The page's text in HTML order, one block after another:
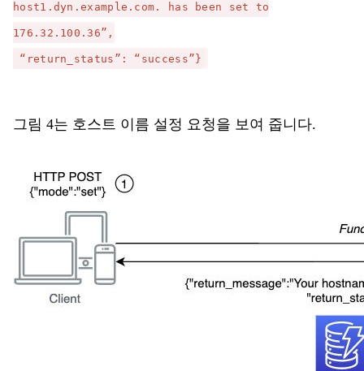
host1.dyn.example.com. has been set to
176.32.100.36”,
“return_status”: “success”}
그림 4는 호스트 이름 설정 요청을 보여 줍니다.